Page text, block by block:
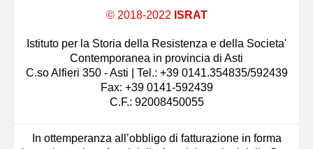
© 2018-2022 ISRAT
Istituto per la Storia della Resistenza e della Societa'
Contemporanea in provincia di Asti
C.so Alfieri 350 - Asti | Tel.: +39 0141.354835/592439
Fax: +39 0141-592439
C.F.: 92008450055
In ottemperanza all’obbligo di fatturazione in forma